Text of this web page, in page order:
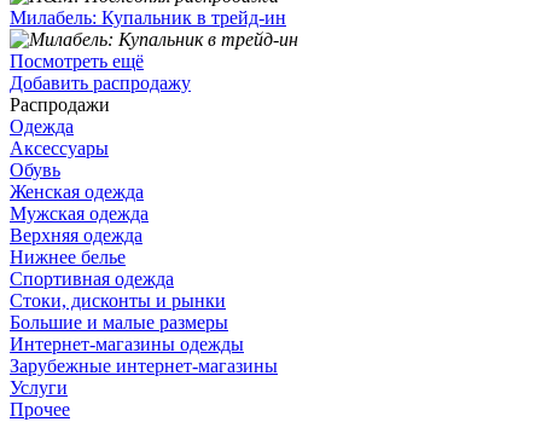
Милабель: Купальник в трейд-ин
Посмотреть ещё
Добавить распродажу
Распродажи
Одежда
Аксессуары
Обувь
Женская одежда
Мужская одежда
Верхняя одежда
Нижнее белье
Спортивная одежда
Стоки, дисконты и рынки
Большие и малые размеры
Интернет-магазины одежды
Зарубежные интернет-магазины
Услуги
Прочее